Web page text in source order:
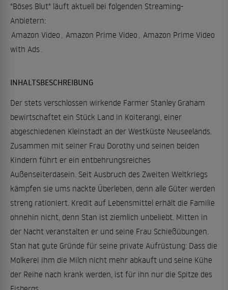
"Böses Blut" läuft aktuell bei folgenden Streaming-
Anbietern:
Amazon Video
Amazon Prime Video
Amazon Prime Video
with Ads
INHALTSBESCHREIBUNG
Der stets verschlossen wirkende Farmer Stanley Graham
bewirtschaftet ein Stück Land in Koiterangi, einer
abgeschiedenen Kleinstadt an der Westküste Neuseelands.
Zusammen mit seiner Frau Dorothy und seinen beiden
Kindern führt er ein entbehrungsreiches
Außenseiterdasein. Seit Ausbruch des Zweiten Weltkriegs
kämpfen sie ums nackte Überleben, denn alle Güter werden
streng rationiert. Kredit auf Lebensmittel erhält die Familie
ohnehin nicht, denn Stan ist ziemlich unbeliebt. Mitten in
der Nacht veranstalten er und seine Frau Schießübungen.
Stan hat gute Gründe für seine private Aufrüstung: Dass die
Molkerei ihm die Milch nicht mehr abkauft und seine Kühe
der Reihe nach krank werden, ist für ihn nur die Spitze des